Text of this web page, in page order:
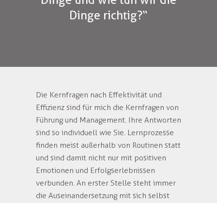
Dinge richtig?“
Die Kernfragen nach Effektivität und
Effizienz sind für mich die Kernfragen von
Führung und Management. Ihre Antworten
sind so individuell wie Sie. Lernprozesse
finden meist außerhalb von Routinen statt
und sind damit nicht nur mit positiven
Emotionen und Erfolgserlebnissen
verbunden. An erster Stelle steht immer
die Auseinandersetzung mit sich selbst